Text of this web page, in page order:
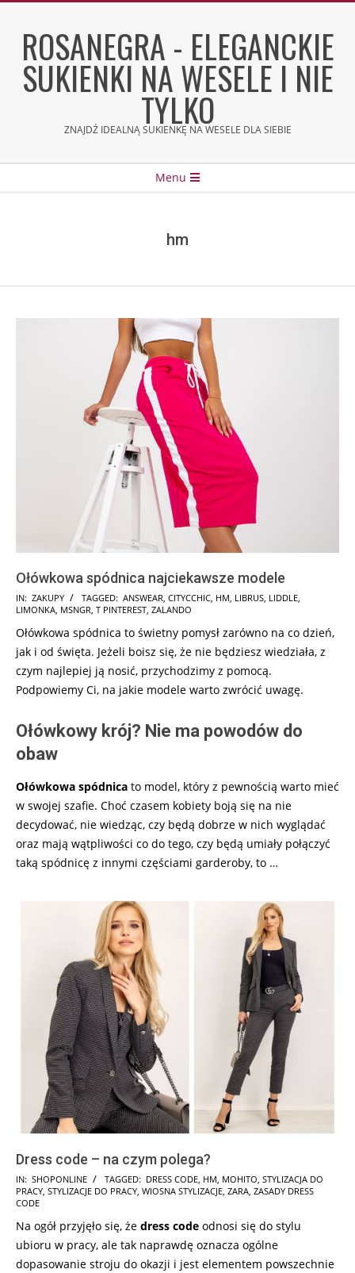
contentROSANEGRA - ELEGANCKIE
SUKIENKI NA WESELE I NIE
TYLKO
ZNAJDŹ IDEALNĄ SUKIENKĘ NA WESELE DLA SIEBIE
Menu
hm
Ołówkowa spódnica najciekawsze modele
2025-
09-
17
IN: ZAKUPY TAGGED: ANSWEAR CITYCCHIC HM LIBRUS LIDDLE
LIMONKA MSNGR T PINTEREST ZALANDO
Ołówkowa spódnica to świetny pomysł zarówno na co dzień,
jak i od święta. Jeżeli boisz się, że nie będziesz wiedziała, z
czym najlepiej ją nosić, przychodzimy z pomocą.
Podpowiemy Ci, na jakie modele warto zwrócić uwagę.
Ołówkowy krój? Nie ma powodów do
obaw
Ołówkowa spódnica to model, który z pewnością warto mieć
w swojej szafie. Choć czasem kobiety boją się na nie
decydować, nie wiedząc, czy będą dobrze w nich wyglądać
oraz mają wątpliwości co do tego, czy będą umiały połączyć
taką spódnicę z innymi częściami garderoby, to …
Dress code – na czym polega?
2025-
03-
IN: SHOPONLINE TAGGED: DRESS CODE, HM, MOHITO, STYLIZACJA DO
PRACY, STYLIZACJE DO PRACY, WIOSNA STYLIZACJE, ZARA, ZASADY DRESS
CODE
Na ogół przyjęło się, że dress code odnosi się do stylu
ubioru w pracy, ale tak naprawdę oznacza ogólne
dopasowanie stroju do okazji i jest elementem powszechnie